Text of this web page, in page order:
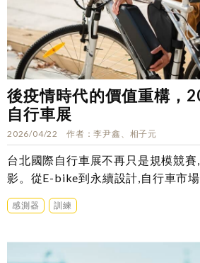
後疫情時代的價值重構，
自行車展
2026/04/22 作者 李尹鑫、相子元
台北國際自行車展不再只是規模競
影。從E-bike到永續設計,自行車市
生活化與高價值技術發展？
感測器 訓練